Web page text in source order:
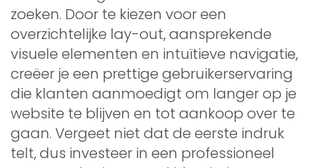
zoeken. Door te kiezen voor een
overzichtelijke lay-out, aansprekende
visuele elementen en intuïtieve navigatie,
creëer je een prettige gebruikerservaring
die klanten aanmoedigt om langer op je
website te blijven en tot aankoop over te
gaan. Vergeet niet dat de eerste indruk
telt, dus investeer in een professioneel